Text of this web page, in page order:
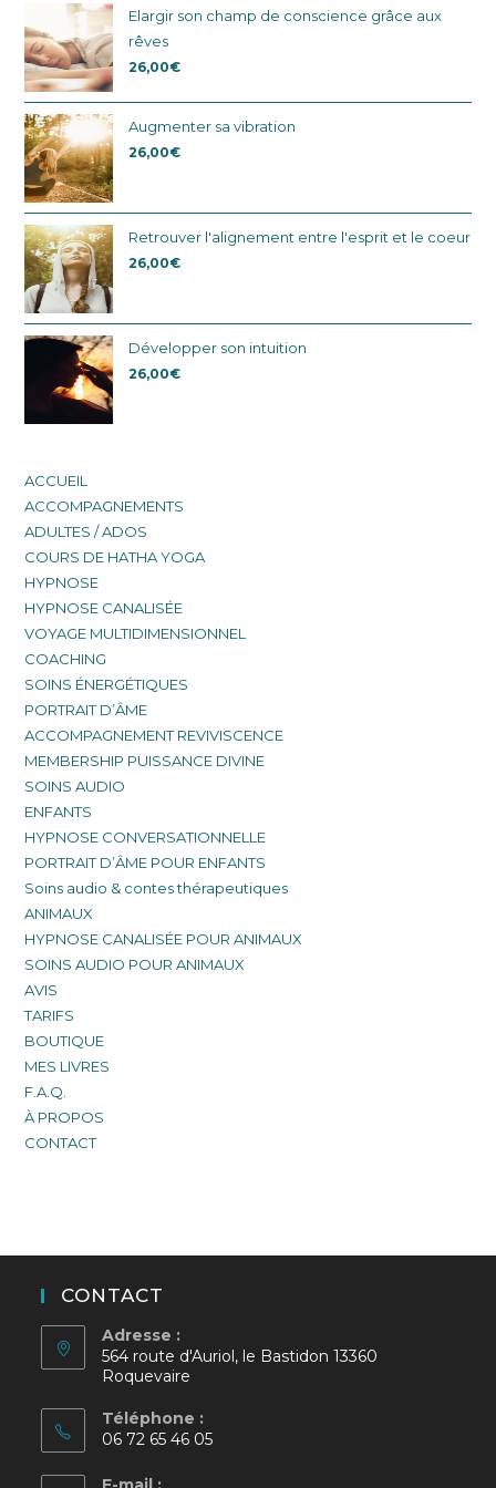
Elargir son champ de conscience grâce aux
rêves
26,00€
Augmenter sa vibration
26,00€
Retrouver l'alignement entre l'esprit et le coeur
26,00€
Développer son intuition
26,00€
ACCUEIL
ACCOMPAGNEMENTS
ADULTES / ADOS
COURS DE HATHA YOGA
HYPNOSE
HYPNOSE CANALISÉE
VOYAGE MULTIDIMENSIONNEL
COACHING
SOINS ÉNERGÉTIQUES
PORTRAIT D’ÂME
ACCOMPAGNEMENT REVIVISCENCE
MEMBERSHIP PUISSANCE DIVINE
SOINS AUDIO
ENFANTS
HYPNOSE CONVERSATIONNELLE
PORTRAIT D’ÂME POUR ENFANTS
Soins audio & contes thérapeutiques
ANIMAUX
HYPNOSE CANALISÉE POUR ANIMAUX
SOINS AUDIO POUR ANIMAUX
AVIS
TARIFS
BOUTIQUE
MES LIVRES
F.A.Q.
À PROPOS
CONTACT
CONTACT
Adresse :
564 route d'Auriol, le Bastidon 13360
Roquevaire
Téléphone :
06 72 65 46 05